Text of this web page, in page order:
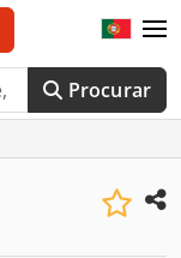
Procurar